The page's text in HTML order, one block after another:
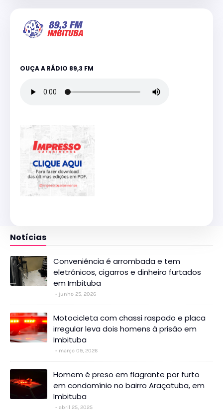
OUÇA A RÁDIO 89,3 FM
Notícias
Conveniência é arrombada e tem
eletrônicos, cigarros e dinheiro furtados
em Imbituba
junho 25, 2026
Motocicleta com chassi raspado e placa
irregular leva dois homens à prisão em
Imbituba
março 09, 2026
Homem é preso em flagrante por furto
em condomínio no bairro Araçatuba, em
Imbituba
abril 25, 2025